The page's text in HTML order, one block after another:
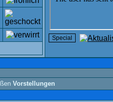
Vorstellungen